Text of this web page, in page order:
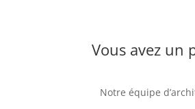
Vous avez un
Notre équipe